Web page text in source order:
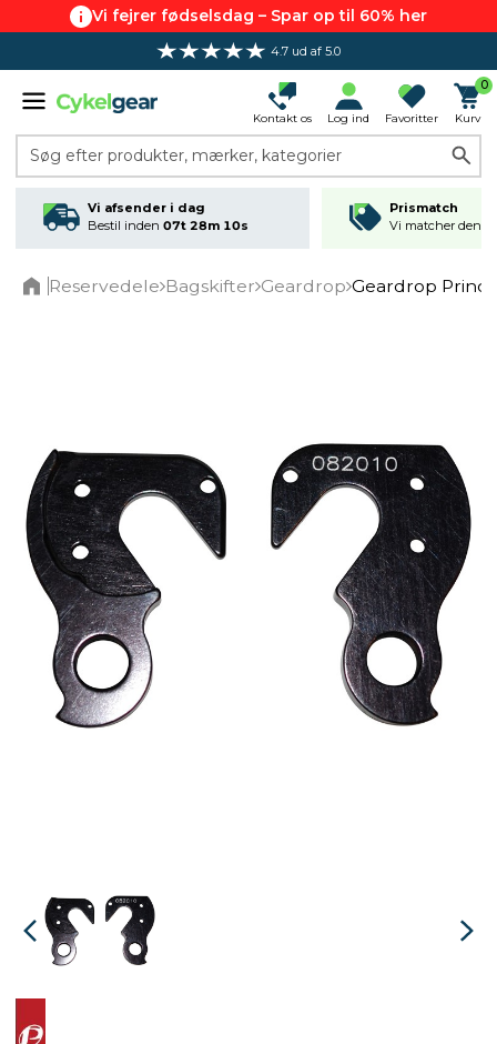
Vi fejrer fødselsdag – Spar op til 60% her
4.7 ud af 5.0
Kontakt os Log ind Favoritter
0
Kurv
Søg efter produkter, mærker, kategorier
Vi afsender i dag
Bestil inden 07t 28m 10s
Prismatch
Vi matcher den
Reservedele Bagskifter Geardrop Geardrop